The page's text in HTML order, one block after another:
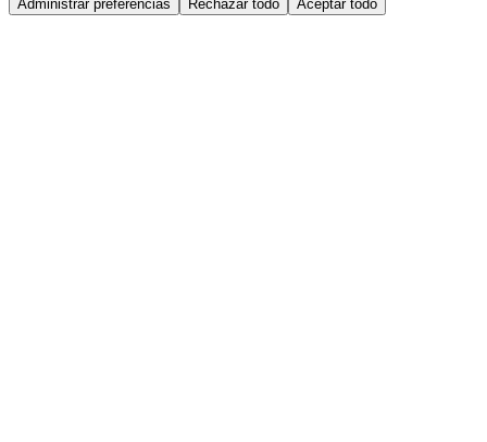
Administrar preferencias Rechazar todo Aceptar todo